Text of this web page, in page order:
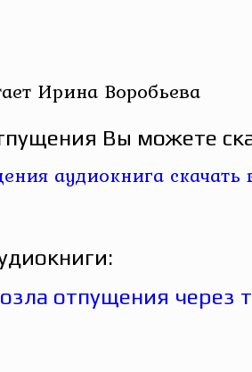
Ирина Воробьева
Вы можете